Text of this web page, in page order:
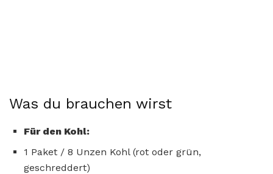
Was du brauchen wirst
Für den Kohl:
1 Paket / 8 Unzen Kohl (rot oder grün,
geschreddert)